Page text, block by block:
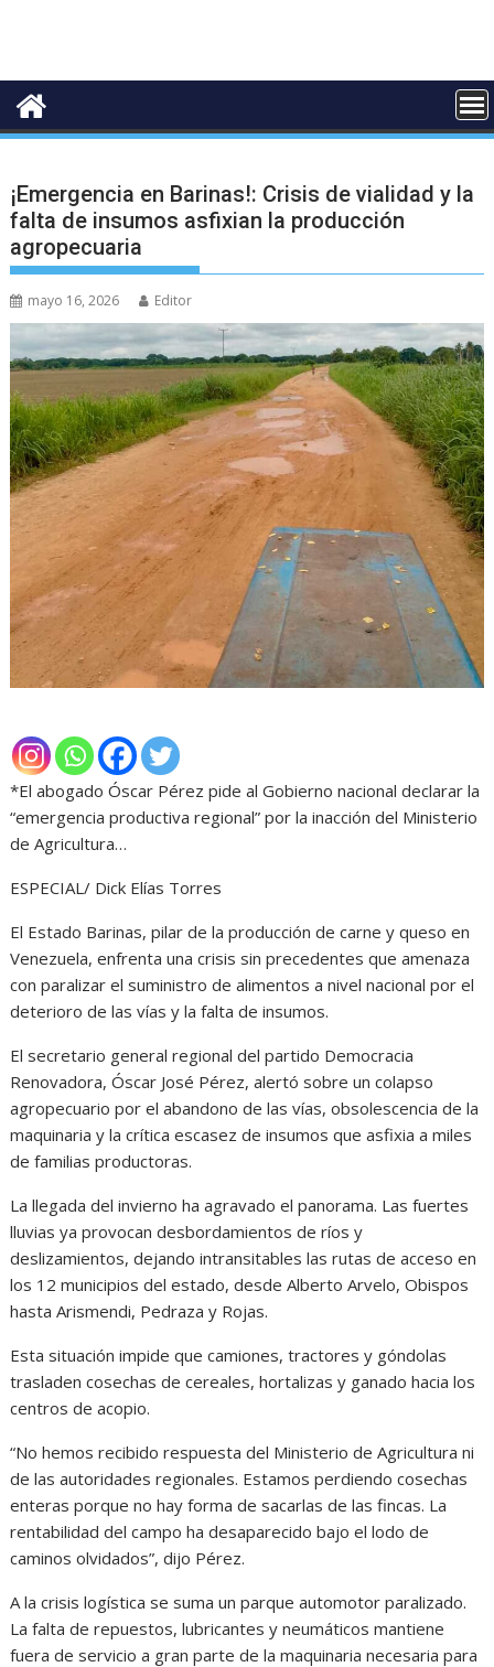
¡Emergencia en Barinas!: Crisis de vialidad y la
falta de insumos asfixian la producción
agropecuaria
mayo 16, 2026 Editor
*El abogado Óscar Pérez pide al Gobierno nacional declarar la
“emergencia productiva regional” por la inacción del Ministerio
de Agricultura…
ESPECIAL/ Dick Elías Torres
El Estado Barinas, pilar de la producción de carne y queso en
Venezuela, enfrenta una crisis sin precedentes que amenaza
con paralizar el suministro de alimentos a nivel nacional por el
deterioro de las vías y la falta de insumos.
El secretario general regional del partido Democracia
Renovadora, Óscar José Pérez, alertó sobre un colapso
agropecuario por el abandono de las vías, obsolescencia de la
maquinaria y la crítica escasez de insumos que asfixia a miles
de familias productoras.
La llegada del invierno ha agravado el panorama. Las fuertes
lluvias ya provocan desbordamientos de ríos y
deslizamientos, dejando intransitables las rutas de acceso en
los 12 municipios del estado, desde Alberto Arvelo, Obispos
hasta Arismendi, Pedraza y Rojas.
Esta situación impide que camiones, tractores y góndolas
trasladen cosechas de cereales, hortalizas y ganado hacia los
centros de acopio.
“No hemos recibido respuesta del Ministerio de Agricultura ni
de las autoridades regionales. Estamos perdiendo cosechas
enteras porque no hay forma de sacarlas de las fincas. La
rentabilidad del campo ha desaparecido bajo el lodo de
caminos olvidados”, dijo Pérez.
A la crisis logística se suma un parque automotor paralizado.
La falta de repuestos, lubricantes y neumáticos mantiene
fuera de servicio a gran parte de la maquinaria necesaria para